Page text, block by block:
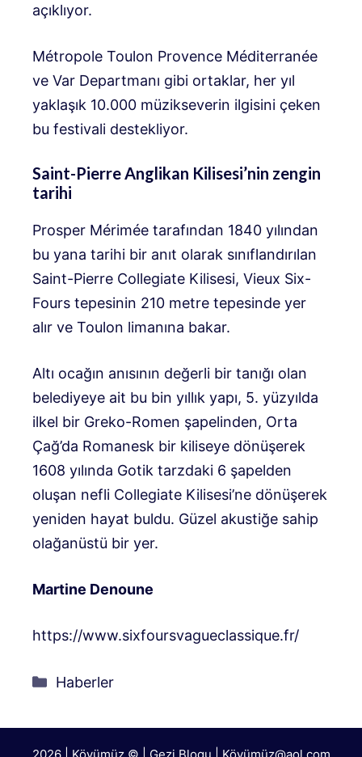
açıklıyor.
Métropole Toulon Provence Méditerranée
ve Var Departmanı gibi ortaklar, her yıl
yaklaşık 10.000 müzikseverin ilgisini çeken
bu festivali destekliyor.
Saint-Pierre Anglikan Kilisesi’nin zengin
tarihi
Prosper Mérimée tarafından 1840 yılından
bu yana tarihi bir anıt olarak sınıflandırılan
Saint-Pierre Collegiate Kilisesi, Vieux Six-
Fours tepesinin 210 metre tepesinde yer
alır ve Toulon limanına bakar.
Altı ocağın anısının değerli bir tanığı olan
belediyeye ait bu bin yıllık yapı, 5. yüzyılda
ilkel bir Greko-Romen şapelinden, Orta
Çağ’da Romanesk bir kiliseye dönüşerek
1608 yılında Gotik tarzdaki 6 şapelden
oluşan nefli Collegiate Kilisesi’ne dönüşerek
yeniden hayat buldu. Güzel akustiğe sahip
olağanüstü bir yer.
Martine Denoune
https://www.sixfoursvagueclassique.fr/
Kategoriler
Haberler
2026 | Köyümüz © | Gezi Blogu | Köyümüz@aol.com